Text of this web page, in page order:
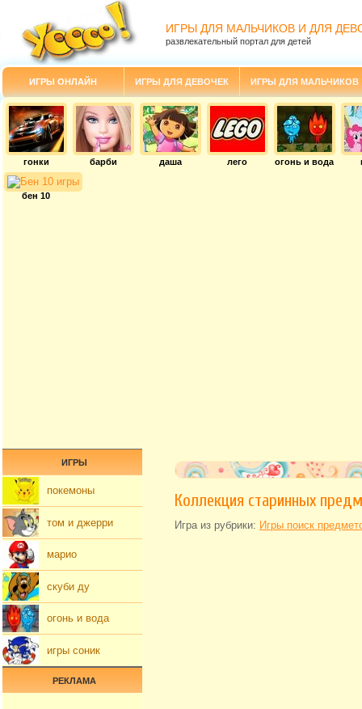
ИГРЫ ДЛЯ МАЛЬЧИКОВ И ДЛЯ
развлекательный портал для детей
ИГРЫ ОНЛАЙН ИГРЫ ДЛЯ ДЕВОЧЕК ИГРЫ ДЛЯ МАЛЬЧИКОВ
гонки барби даша лего огонь и вода
бен 10
Коллекция старинных
Игра из рубрики: Игры поиск
ИГРЫ
покемоны
том и джерри
марио
скуби ду
огонь и вода
игры соник
РЕКЛАМА